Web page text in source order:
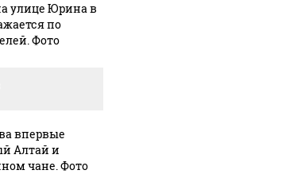
улице Юрина в
по
Фото
впервые
Алтай и
чане. Фото